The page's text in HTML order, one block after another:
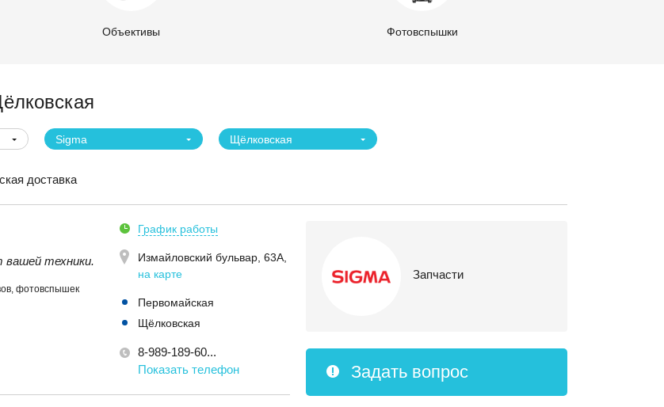
Объективы Фотовспышки
Sigma Щёлковская
доставка
вашей техники.
фотовспышек
График работы
Измайловский бульвар, 63А
на карте
Первомайская
Щёлковская
8-989-189-60...
Показать телефон
Запчасти
Задать вопрос